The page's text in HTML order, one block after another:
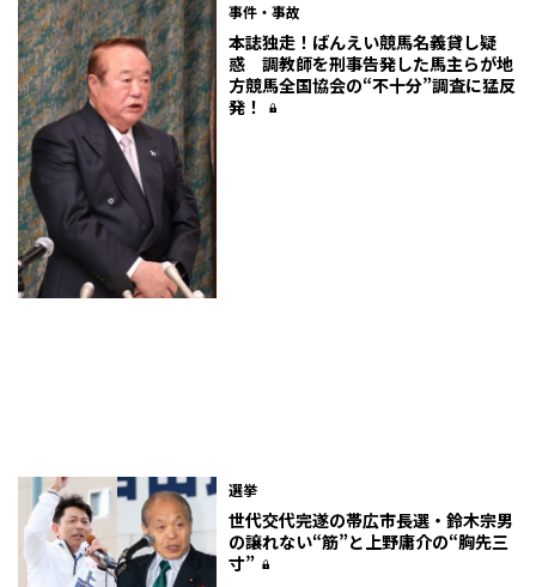
事件・事故
本誌独走！ばんえい競馬名義貸し疑
惑 調教師を刑事告発した馬主らが地
方競馬全国協会の“不十分”調査に猛反
発！
選挙
世代交代完遂の帯広市長選・鈴木宗男
の譲れない“筋”と上野庸介の“胸先三
寸”